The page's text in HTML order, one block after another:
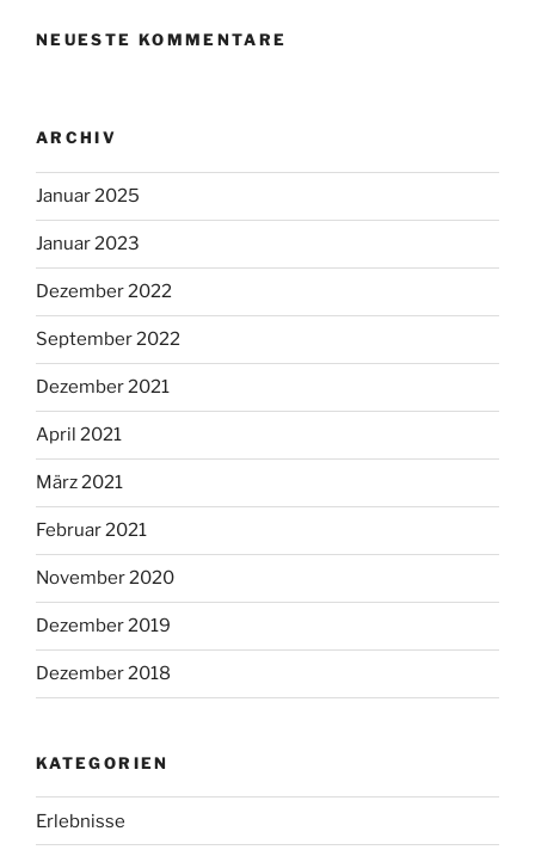
NEUESTE KOMMENTARE
ARCHIV
Januar 2025
Januar 2023
Dezember 2022
September 2022
Dezember 2021
April 2021
März 2021
Februar 2021
November 2020
Dezember 2019
Dezember 2018
KATEGORIEN
Erlebnisse